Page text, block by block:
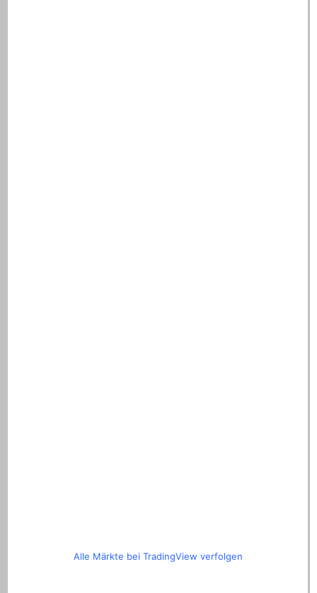
Alle Märkte bei TradingView verfolgen